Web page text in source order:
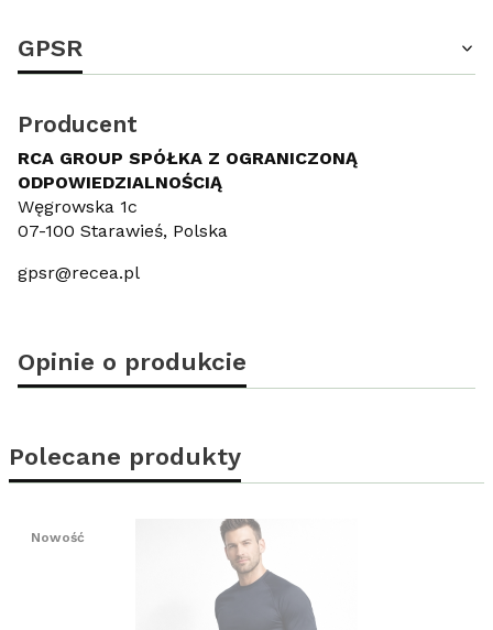
GPSR
Producent
RCA GROUP SPÓŁKA Z OGRANICZONĄ
ODPOWIEDZIALNOŚCIĄ
Węgrowska 1c
07-100 Starawieś, Polska
gpsr@recea.pl
Opinie o produkcie
Polecane produkty
Nowość